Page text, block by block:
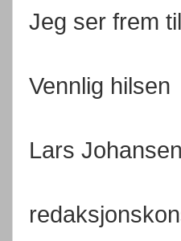
Jeg ser frem
Vennlig hilsen
Lars Johansen